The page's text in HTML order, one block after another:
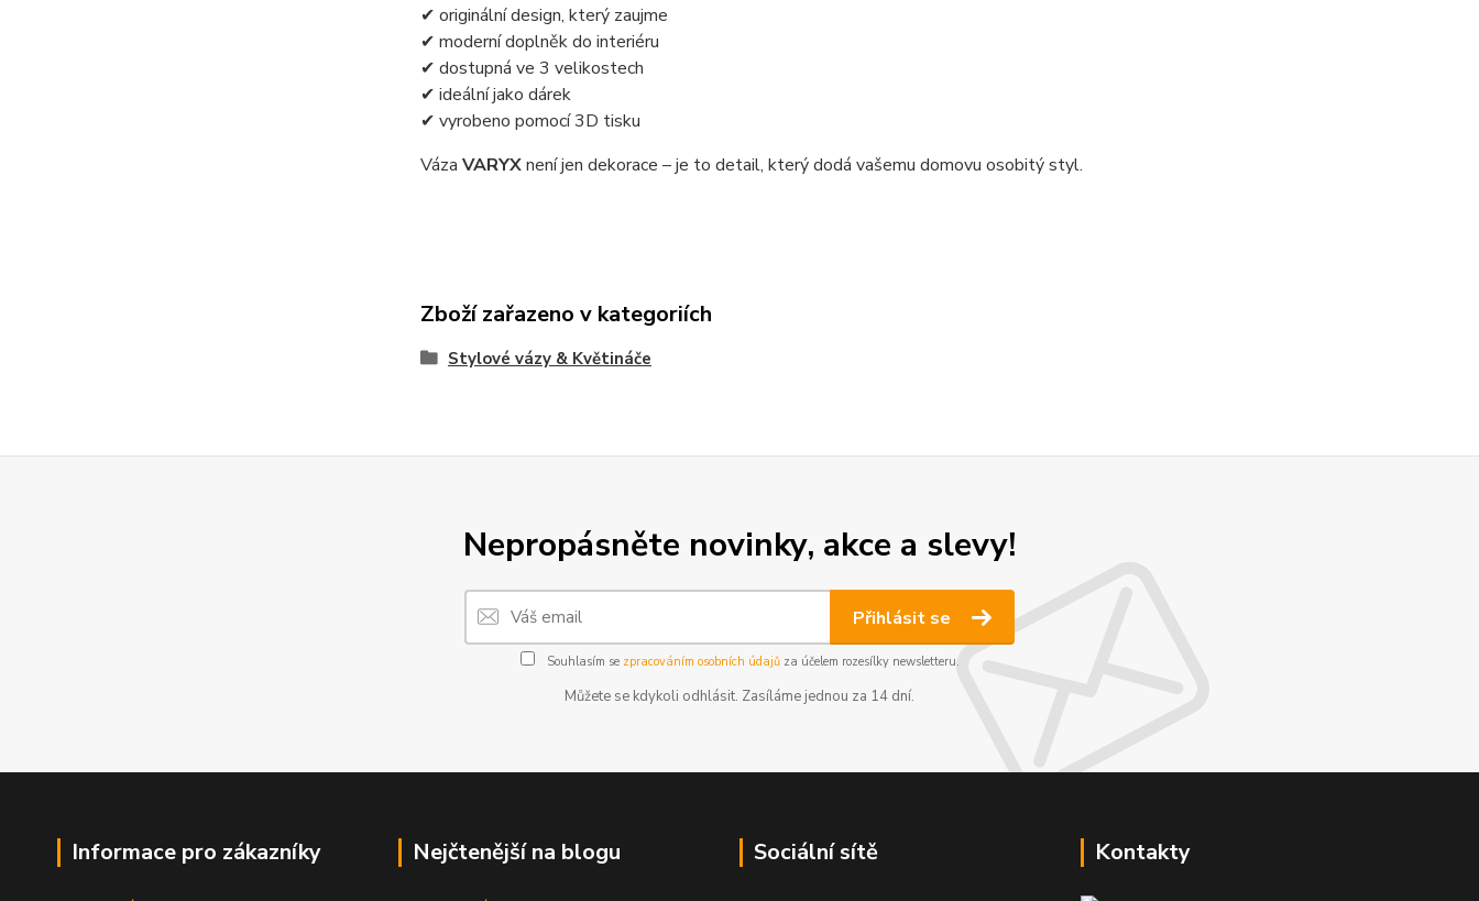
✔ originální design, který zaujme
✔ moderní doplněk do interiéru
✔ dostupná ve 3 velikostech
✔ ideální jako dárek
✔ vyrobeno pomocí 3D tisku
Váza VARYXnení jen dekorace – je to detail, který dodá vašemu domovu osobitý styl.
Zboží zařazeno v kategoriích
Stylové vázy & Květináče
Nepropásněte novinky, akce a slevy!
Přihlásit se
Souhlasím se zpracováním osobních údajůza účelem rozesílky newsletteru.
Můžete se kdykoli odhlásit. Zasíláme jednou za 14 dní.
Informace pro zákazníky Nejčtenější na blogu Sociální sítě Kontakty